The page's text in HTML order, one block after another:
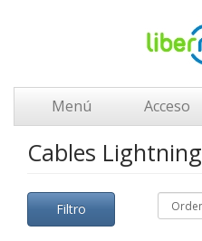
Menú Acceso
Cables Lightning
Filtro